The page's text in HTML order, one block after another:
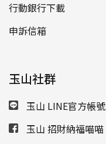
行動銀行下載
申訴信箱
玉山社群
玉山 LINE官方帳號
玉山 招財納福喵喵